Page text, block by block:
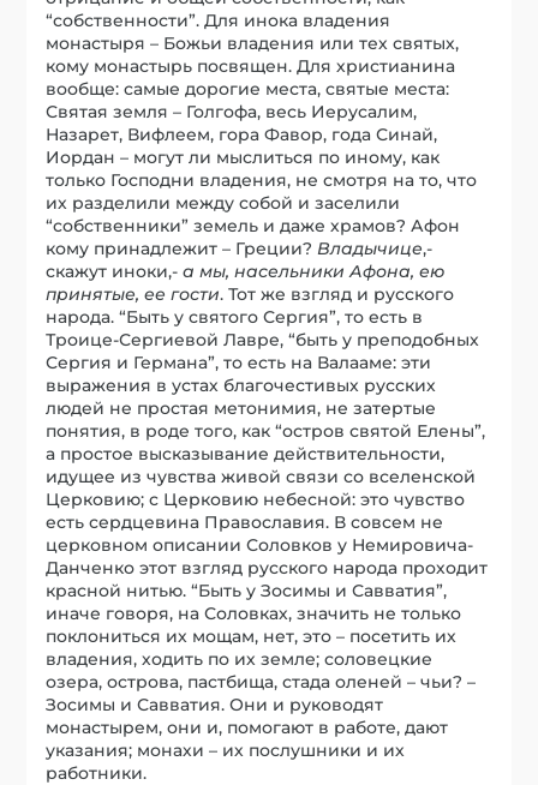
“собственности”. Для инока владения
монастыря – Божьи владения или тех святых,
кому монастырь посвящен. Для христианина
вообще: самые дорогие места, святые места:
Святая земля – Голгофа, весь Иерусалим,
Назарет, Вифлеем, гора Фавор, года Синай,
Иордан – могут ли мыслиться по иному, как
только Господни владения, не смотря на то, что
их разделили между собой и заселили
“собственники” земель и даже храмов? Афон
кому принадлежит – Греции?Владычице,-
скажут иноки,-а мы, насельники Афона, ею
принятые, ее гости. Тот же взгляд и русского
народа. “Быть у святого Сергия”, то есть в
Троице-Сергиевой Лавре, “быть у преподобных
Сергия и Германа”, то есть на Валааме: эти
выражения в устах благочестивых русских
людей не простая метонимия, не затертые
понятия, в роде того, как “остров святой Елены”,
а простое высказывание действительности,
идущее из чувства живой связи со вселенской
Церковию; с Церковию небесной: это чувство
есть сердцевина Православия. В совсем не
церковном описании Соловков у Немировича-
Данченко этот взгляд русского народа проходит
красной нитью. “Быть у Зосимы и Савватия”,
иначе говоря, на Соловках, значить не только
поклониться их мощам, нет, это – посетить их
владения, ходить по их земле; соловецкие
озера, острова, пастбища, стада оленей – чьи? –
Зосимы и Савватия. Они и руководят
монастырем, они и, помогают в работе, дают
указания; монахи – их послушники и их
работники.